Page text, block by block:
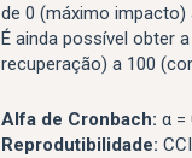
de 0 (máximo impacto)
É ainda possível obter
recuperação) a 100
Alfa de Cronbach: α =
Reprodutibilidade: